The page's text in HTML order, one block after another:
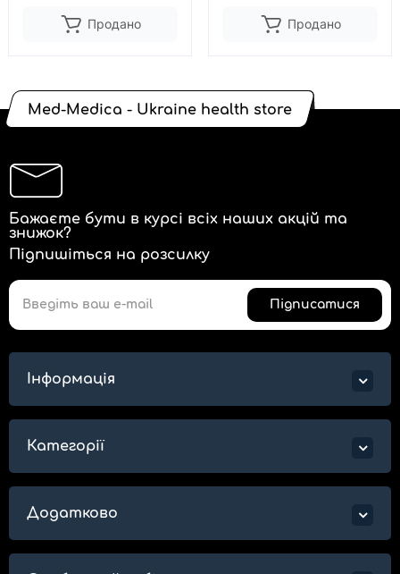
Продано Продано
Med-Medica - Ukraine health store
Бажаєте бути в курсі всіх наших акцій та
знижок?
Підпишіться на розсилку
Підписатися
Інформація
Категорії
Додатково